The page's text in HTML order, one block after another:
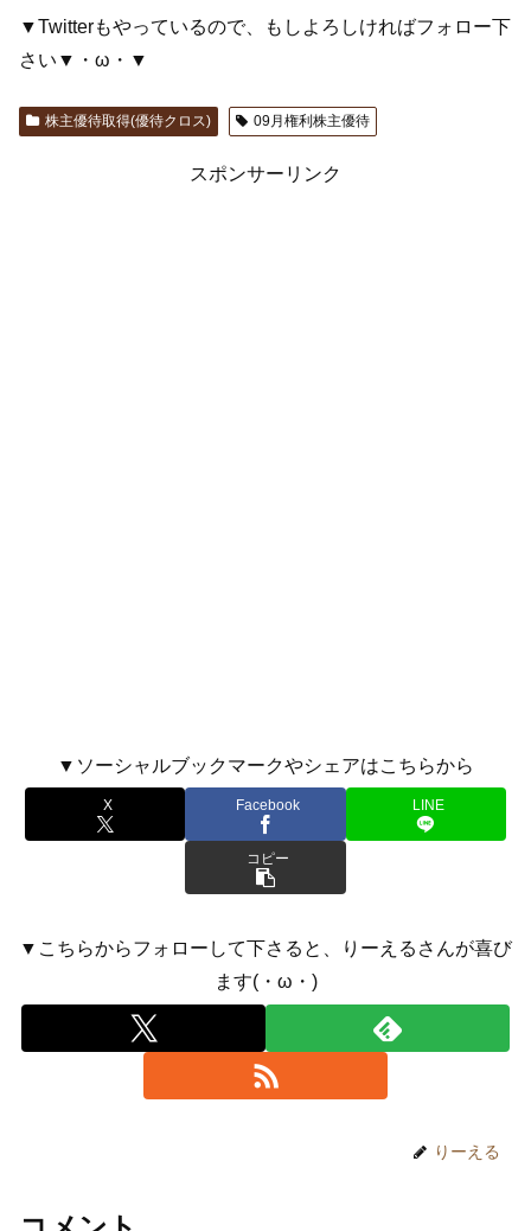
▼Twitterもやっているので、もしよろしければフォロー下
さい▼・ω・▼
株主優待取得(優待クロス) 09月権利株主優待
スポンサーリンク
▼ソーシャルブックマークやシェアはこちらから
X Facebook LINE
コピー
▼こちらからフォローして下さると、りーえるさんが喜び
ます(・ω・)
りーえる